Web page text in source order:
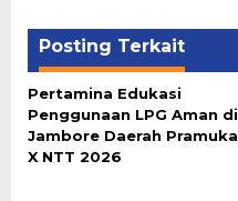
Posting Terkait
Pertamina Edukasi
Penggunaan LPG Aman di
Jambore Daerah Pramuka
X NTT 2026